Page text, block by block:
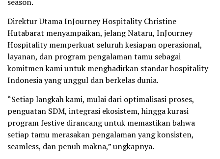
Direktur Utama InJourney Hospitality Christine
Hutabarat menyampaikan, jelang Nataru, InJourney
Hospitality memperkuat seluruh kesiapan operasional,
layanan, dan program pengalaman tamu sebagai
komitmen kami untuk menghadirkan standar hospitality
Indonesia yang unggul dan berkelas dunia.
“Setiap langkah kami, mulai dari optimalisasi proses,
penguatan SDM, integrasi ekosistem, hingga kurasi
program festive dirancang untuk memastikan bahwa
setiap tamu merasakan pengalaman yang konsisten,
seamless, dan penuh makna,” ungkapnya.